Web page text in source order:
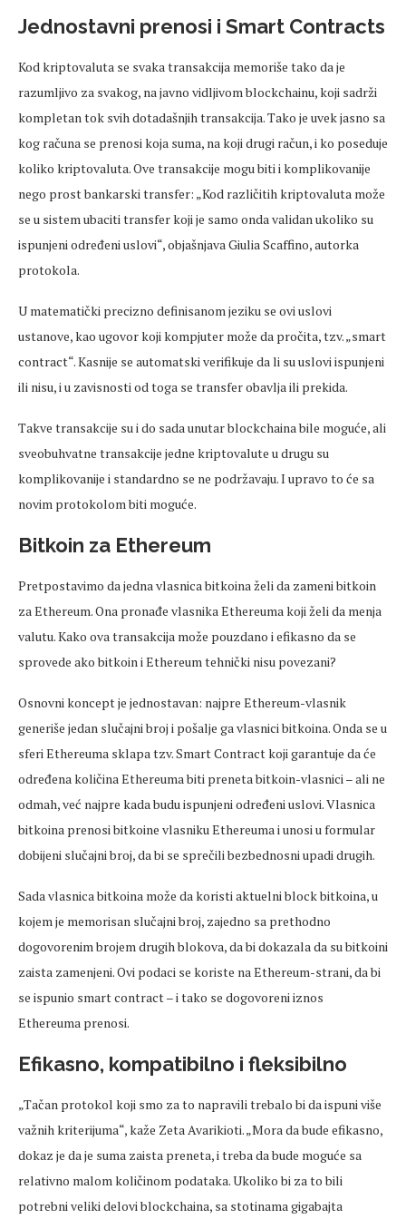
Jednostavni prenosi i Smart Contracts
Kod kriptovaluta se svaka transakcija memoriše tako da je
razumljivo za svakog, na javno vidljivom blockchainu, koji sadrži
kompletan tok svih dotadašnjih transakcija. Tako je uvek jasno sa
kog računa se prenosi koja suma, na koji drugi račun, i ko poseduje
koliko kriptovaluta. Ove transakcije mogu biti i komplikovanije
nego prost bankarski transfer: „Kod različitih kriptovaluta može
se u sistem ubaciti transfer koji je samo onda validan ukoliko su
ispunjeni određeni uslovi“, objašnjava Giulia Scaffino, autorka
protokola.
U matematički precizno definisanom jeziku se ovi uslovi
ustanove, kao ugovor koji kompjuter može da pročita, tzv. „smart
contract“. Kasnije se automatski verifikuje da li su uslovi ispunjeni
ili nisu, i u zavisnosti od toga se transfer obavlja ili prekida.
Takve transakcije su i do sada unutar blockchaina bile moguće, ali
sveobuhvatne transakcije jedne kriptovalute u drugu su
komplikovanije i standardno se ne podržavaju. I upravo to će sa
novim protokolom biti moguće.
Bitkoin za Ethereum
Pretpostavimo da jedna vlasnica bitkoina želi da zameni bitkoin
za Ethereum. Ona pronađe vlasnika Ethereuma koji želi da menja
valutu. Kako ova transakcija može pouzdano i efikasno da se
sprovede ako bitkoin i Ethereum tehnički nisu povezani?
Osnovni koncept je jednostavan: najpre Ethereum-vlasnik
generiše jedan slučajni broj i pošalje ga vlasnici bitkoina. Onda se u
sferi Ethereuma sklapa tzv. Smart Contract koji garantuje da će
određena količina Ethereuma biti preneta bitkoin-vlasnici – ali ne
odmah, već najpre kada budu ispunjeni određeni uslovi. Vlasnica
bitkoina prenosi bitkoine vlasniku Ethereuma i unosi u formular
dobijeni slučajni broj, da bi se sprečili bezbednosni upadi drugih.
Sada vlasnica bitkoina može da koristi aktuelni block bitkoina, u
kojem je memorisan slučajni broj, zajedno sa prethodno
dogovorenim brojem drugih blokova, da bi dokazala da su bitkoini
zaista zamenjeni. Ovi podaci se koriste na Ethereum-strani, da bi
se ispunio smart contract – i tako se dogovoreni iznos
Ethereuma prenosi.
Efikasno, kompatibilno i fleksibilno
„Tačan protokol koji smo za to napravili trebalo bi da ispuni više
važnih kriterijuma“, kaže Zeta Avarikioti. „Mora da bude efikasno,
dokaz je da je suma zaista preneta, i treba da bude moguće sa
relativno malom količinom podataka. Ukoliko bi za to bili
potrebni veliki delovi blockchaina, sa stotinama gigabajta